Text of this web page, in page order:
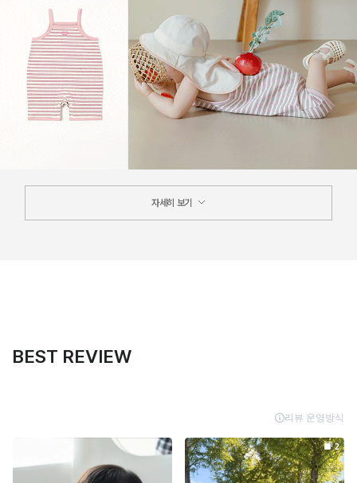
자세히 보기
BEST REVIEW